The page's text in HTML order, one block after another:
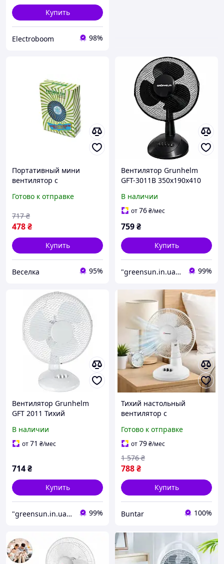
Купить
Electroboom 98%
Портативный мини
вентилятор с
зарядка три скорости для
FLAME
Готово к отправке
478₴
717 ₴
Купить
Веселка 95%
Вентилятор Grunhelm
GFT-3011B 350х190х410
вентилятор для дома
Переносной вентилятор
В наличии
от76₴/мес
759₴
Купить
"greensun.in.ua": Товары для обустройства дома и приусадебного участка! 99%
Вентилятор Grunhelm
GFT 2011 Тихий
для дома Переносной
вентилятор
В наличии
от71 ₴/мес
714₴
Купить
"greensun.in.ua": Товары для обустройства дома и приусадебного участка! 99%
Тихий настольный
вентилятор с
Готово к отправке
от79₴/мес
788₴
1 576 ₴
Купить
Buntar 100%